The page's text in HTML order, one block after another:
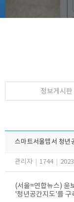
정보게시판
스마트서울맵서 청년
관리자 1744
(서울=연합뉴스) 윤
'청년공간지도'를 구